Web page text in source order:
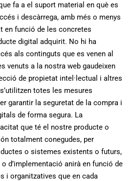
fa a el suport material en què es
i descàrrega, amb més o menys
en funció de les concretes
digital adquirit. No hi ha
als continguts que es venen al
venuts a la nostra web gaudeixen
de propietat intel·lectual i altres
totes les mesures
garantir la seguretat de la compra i
de forma segura. La
que té el nostre producte o
totalment conegudes, per
o sistemes existents o futurs,
d’implementació anirà en funció de
i organitzatives que en cada